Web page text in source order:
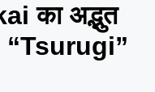
का अद्भुत